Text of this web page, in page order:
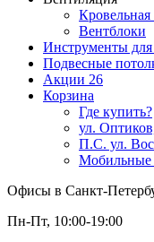
Вентблоки
Инструменты
Подвесные
Акции 26
Корзина
Где купить?
ул.
П.С. ул.
Офисы в Санкт-
Пн-Пт, 10:00-19:00